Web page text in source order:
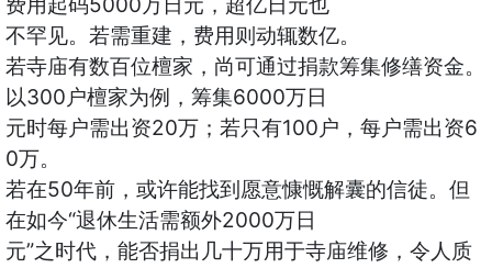
费用起码5000万日元，超亿日元也
不罕见。若需重建，费用则动辄数亿。
若寺庙有数百位檀家，尚可通过捐款筹集修缮资金。
以300户檀家为例，筹集6000万日
元时每户需出资20万；若只有100户，每户需出资6
0万。
若在50年前，或许能找到愿意慷慨解囊的信徒。但
在如今“退休生活需额外2000万日
元”之时代，能否捐出几十万用于寺庙维修，令人质